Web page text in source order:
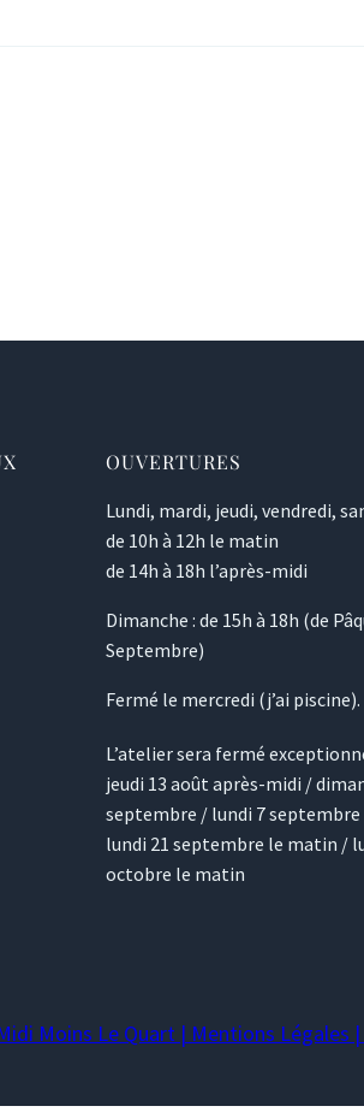
OUVERTURES
Lundi, mardi, jeudi, vendredi,
de 10h à 12h le matin
de 14h à 18h l’après-midi
Dimanche : de 15h à 18h (de
Septembre)
Fermé le mercredi (j’ai piscine).
L’atelier sera fermé
jeudi 13 août après-midi /
septembre / lundi 7
lundi 21 septembre le matin /
octobre le matin
Moins Le Quart | Mentions Légales |